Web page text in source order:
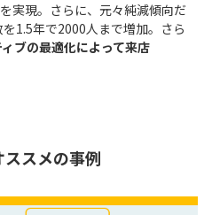
実現。さらに、元々純減傾向だ
1.5年で2000人まで増加。さら
ブの最適化によって来店
ススメの事例